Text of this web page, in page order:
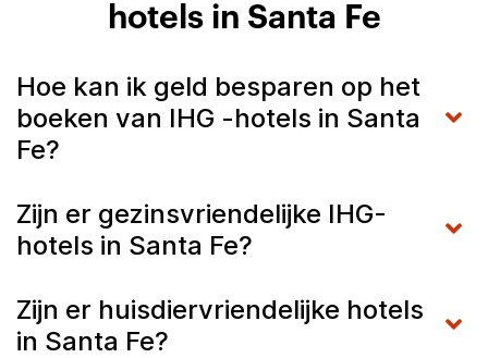
hotels in Santa Fe
Hoe kan ik geld besparen op het
boeken van IHG -hotels in Santa
Fe?
Zijn er gezinsvriendelijke IHG-
hotels in Santa Fe?
Zijn er huisdiervriendelijke hotels
in Santa Fe?